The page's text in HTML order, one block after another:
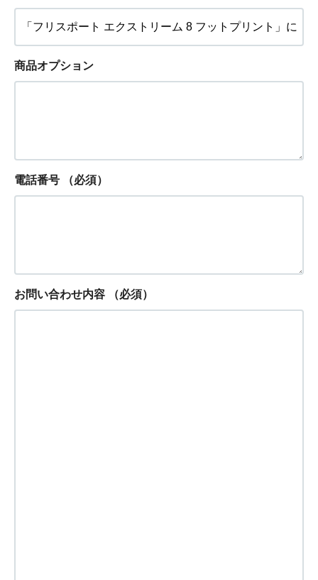
商品オプション
電話番号 （必須）
お問い合わせ内容 （必須）